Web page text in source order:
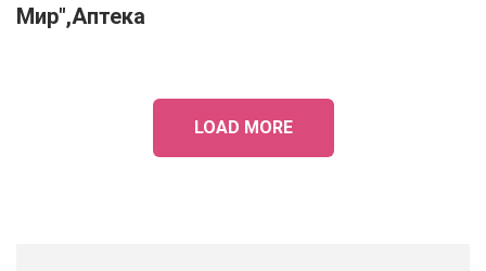
Мир",Аптека
LOAD MORE